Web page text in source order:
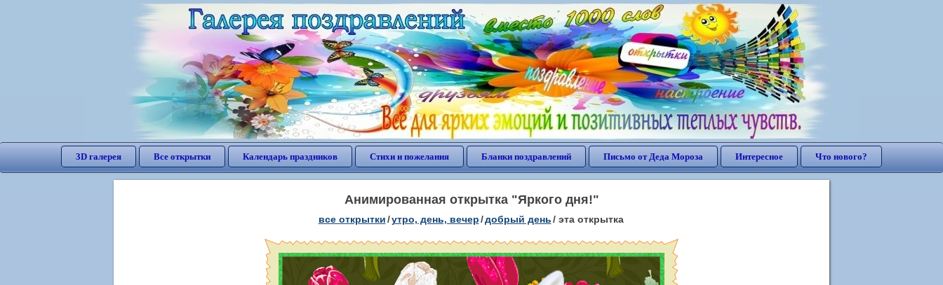
3D галерея Все открытки Календарь праздников Стихи и пожелания Бланки поздравлений Письмо от Деда Мороза Интересное Что нового?
Анимированная открытка "Яркого дня!"
все открытки/утро, день, вечер/добрый день/ эта открытка